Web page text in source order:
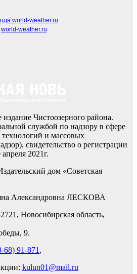
world-weather.ru
world-weather.ru
издание Чистоозерного района.
службой по надзору в сфере
и массовых
свидетельство о регистрации
2021г.
дом «Советская
Александровна ЛЕСКОВА
Новосибирская область,
9.
68) 91-871 ,
kulun01@mail.ru